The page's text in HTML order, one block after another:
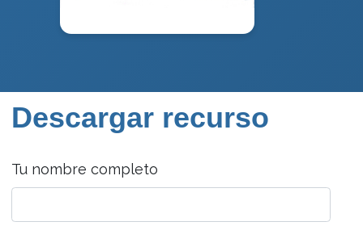
Descargar recurso
Tu nombre completo